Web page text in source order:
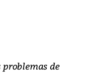
problemas de